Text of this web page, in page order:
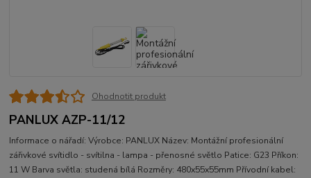
Ohodnotit produkt
PANLUX AZP-11/12
Informace o nářadí: Výrobce: PANLUX Název: Montážní profesionální
zářivkové svítidlo - svítilna - lampa - přenosné světlo Patice: G23 Příkon:
11 W Barva světla: studená bílá Rozměry: 480x55x55mm Přívodní kabel: